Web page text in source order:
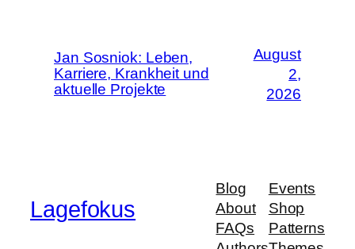
Jan Sosniok: Leben,
Karriere, Krankheit und
aktuelle Projekte
August
2,
2026
Lagefokus
Blog
About
FAQs
Events
Shop
Patterns